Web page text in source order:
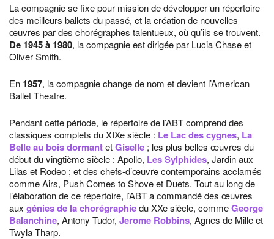
La compagnie se fixe pour mission de développer un répertoire
des meilleurs ballets du passé, et la création de nouvelles
œuvres par des chorégraphes talentueux, où qu’ils se trouvent.
De 1945 à 1980, la compagnie est dirigée par Lucia Chase et
Oliver Smith.
En 1957, la compagnie change de nom et devient l’American
Ballet Theatre.
Pendant cette période, le répertoire de l’ABT comprend des
classiques complets du XIXe siècle : Le Lac des cygnes, La
Belle au bois dormantetGiselle ; les plus belles œuvres du
début du vingtième siècle : Apollo, Les Sylphides, Jardin aux
Lilas et Rodeo ; et des chefs-d’œuvre contemporains acclamés
comme Airs, Push Comes to Shove et Duets. Tout au long de
l’élaboration de ce répertoire, l’ABT a commandé des œuvres
aux génies de la chorégraphiedu XXe siècle, commeGeorge
Balanchine, Antony Tudor, Jerome Robbins, Agnes de Mille et
Twyla Tharp.